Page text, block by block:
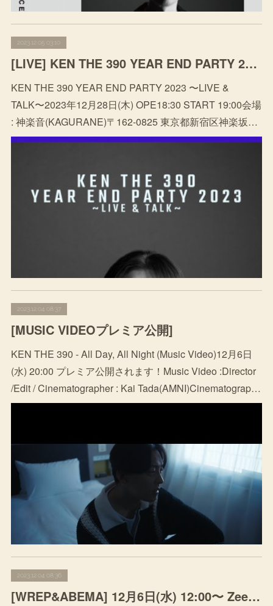
2023.12.05 03:10
[LIVE] KEN THE 390 YEAR END PARTY 2023 〜LIVE & TALK〜
KEN THE 390 YEAR END PARTY 2023 〜LIVE &
TALK〜2023年12月28日(木) OPE18:30 START 19:00会場
: 神楽音(KAGURANE)〒162-0825 東京都新宿区神楽坂…
2023.12.04 08:37
[MUSIC VIDEOプレミア公開]
KEN THE 390 - All Day, All Night (Music Video)12月6日
(水) 20:00 プレミア公開されます！Music Video :Director
/Edit / Cinematographer : Kai Tada(AMNI)Cinematograp…
2023.12.04 08:36
[WREP&ABEMA] 12月6日(水) 12:00〜 Zeebra's LUNCH TIME BREAKS